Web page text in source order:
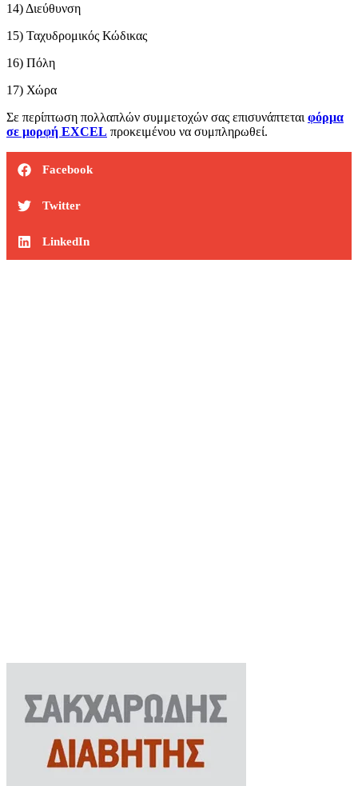
14) Διεύθυνση
15) Ταχυδρομικός Κώδικας
16) Πόλη
17) Χώρα
Σε περίπτωση πολλαπλών συμμετοχών σας επισυνάπτεται φόρμα
σε μορφή EXCEL προκειμένου να συμπληρωθεί.
Facebook
Twitter
LinkedIn